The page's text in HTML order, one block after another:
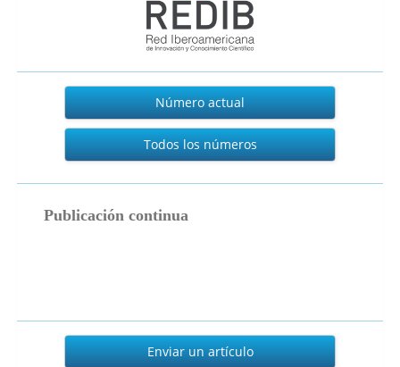
Actual
Número actual
Todos los números
Publicación continua
Enviar
Enviar un artículo